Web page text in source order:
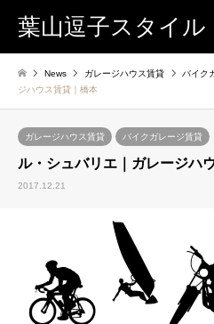
葉山逗子スタイル
News ガレージハウス賃貸 バイク
ジハウス賃貸｜橋本
ガレージハウス賃貸 バイクガレージ賃貸
ル・シュバリエ｜ガレージハ
2017.12.21